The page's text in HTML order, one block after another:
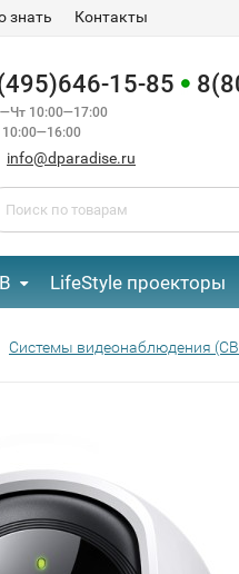
знать Контакты
15-85
10:00—17:00
10:00—16:00
info@dparadise.ru
LifeStyle проекторы
Системы видеонаблюдения